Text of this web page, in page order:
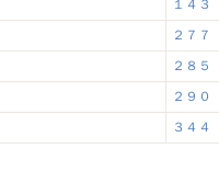
１４３
２７７
２８５
２９０
３４４